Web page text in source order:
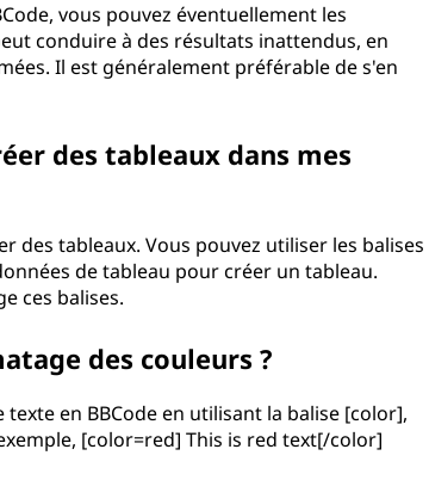
vous pouvez éventuellement les
conduire à des résultats inattendus, en
Il est généralement préférable de s'en
des tableaux dans mes
des tableaux. Vous pouvez utiliser les balises
de tableau pour créer un tableau.
ces balises.
des couleurs ?
en BBCode en utilisant la balise [color],
[color=red] This is red text[/color]